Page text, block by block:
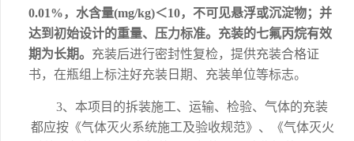
0.01%，水含量(mg/kg)＜10，不可见悬浮或沉淀物；并
达到初始设计的重量、压力标准。充装的七氟丙烷有效
期为长期。 充装后进行密封性复检，提供充装合格证
书，在瓶组上标注好充装日期、充装单位等标志。
3、本项目的拆装施工、运输、检验、气体的充装
都应按《气体灭火系统施工及验收规范》、《气体灭火